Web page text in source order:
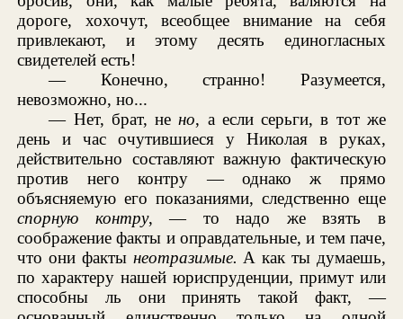
дороге, хохочут, всеобщее внимание на себя
привлекают, и этому десять единогласных
свидетелей есть!
— Конечно, странно! Разумеется,
невозможно, но...
— Нет, брат, нено, а если серьги, в тот же
день и час очутившиеся у Николая в руках,
действительно составляют важную фактическую
против него контру — однако ж прямо
объясняемую его показаниями, следственно еще
спорную контру, — то надо же взять в
соображение факты и оправдательные, и тем паче,
что они факты неотразимые. А как ты думаешь,
по характеру нашей юриспруденции, примут или
способны ль они принять такой факт, —